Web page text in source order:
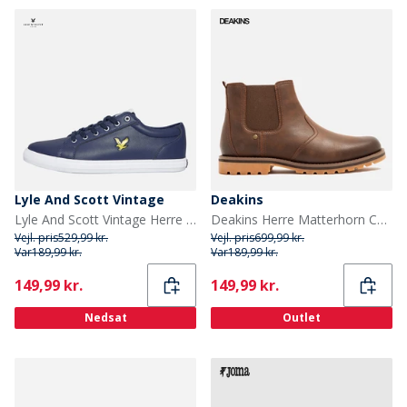
Lyle And Scott Vintage
Lyle And Scott Vintage Herre Halket Træningssko Navy
Vejl. pris529,99 kr.
Var189,99 kr.
Current
149,99 kr.
Nedsat
Deakins
Deakins Herre Matterhorn Chelsea Støvler Midt Brun
Vejl. pris699,99 kr.
Var189,99 kr.
Current
149,99 kr.
Outlet